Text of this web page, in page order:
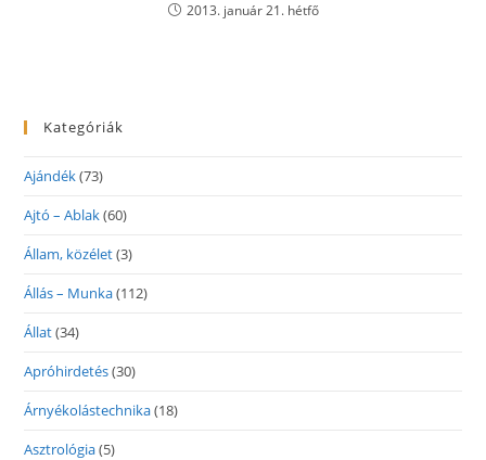
2013. január 21. hétfő
Kategóriák
Ajándék(73)
Ajtó – Ablak(60)
Állam, közélet(3)
Állás – Munka(112)
Állat(34)
Apróhirdetés(30)
Árnyékolástechnika(18)
Asztrológia(5)